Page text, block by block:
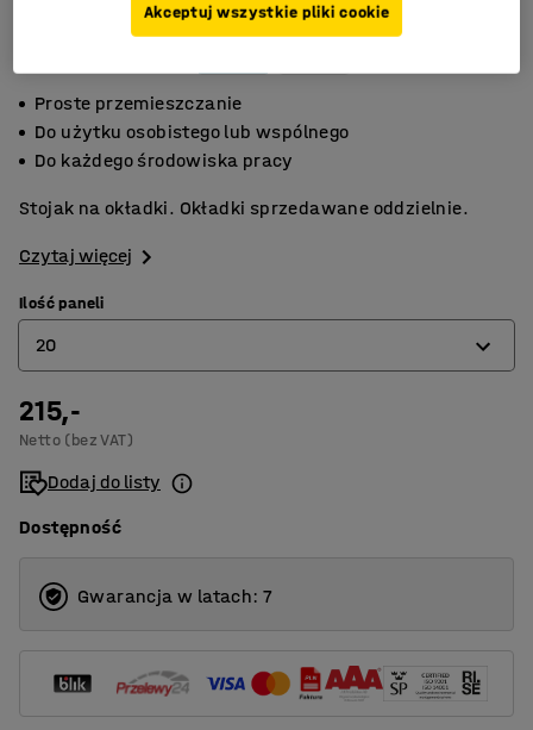
Proste przemieszczanie
Do użytku osobistego lub wspólnego
Do każdego środowiska pracy
Stojak na okładki. Okładki sprzedawane oddzielnie.
Czytaj więcej
Ilość paneli
20
10
20
215,-
Netto (bez VAT)
Dodaj do listy
Dostępność
Gwarancja w latach: 7
Akceptuj wszystkie pliki cookie